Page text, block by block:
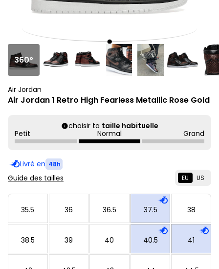
360°
Air Jordan
Air Jordan 1 Retro High Fearless Metallic Rose Gold
choisir ta taille habituelle
Petit
Normal Grand
Livré en 48h
Guide des tailles EU US
35.5 36 36.5 37.5 38
38.5 39 40 40.5 41